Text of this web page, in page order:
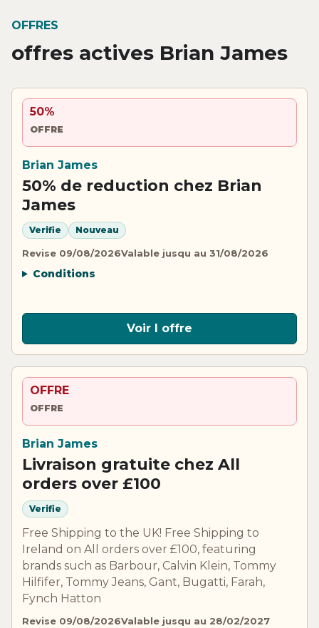
OFFRES
offres actives Brian James
50%
OFFRE
Brian James
50% de reduction chez Brian
James
Verifie Nouveau
Revise 09/08/2026Valable jusqu au 31/08/2026
Conditions
Voir l offre
OFFRE
OFFRE
Brian James
Livraison gratuite chez All
orders over £100
Verifie
Free Shipping to the UK! Free Shipping to
Ireland on All orders over £100, featuring
brands such as Barbour, Calvin Klein, Tommy
Hilfifer, Tommy Jeans, Gant, Bugatti, Farah,
Fynch Hatton
Revise 09/08/2026Valable jusqu au 28/02/2027